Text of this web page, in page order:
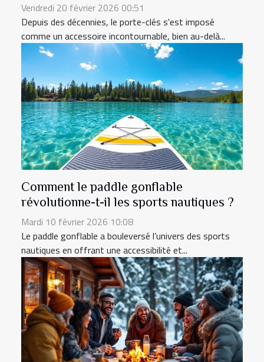
Vendredi 20 février 2026 00:51
Depuis des décennies, le porte-clés s'est imposé
comme un accessoire incontournable, bien au-delà...
Comment le paddle gonflable
révolutionne-t-il les sports nautiques ?
Mardi 10 février 2026 10:08
Le paddle gonflable a bouleversé l’univers des sports
nautiques en offrant une accessibilité et...